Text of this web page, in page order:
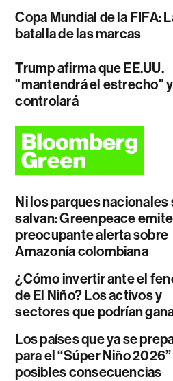
Copa Mundial de la FIFA:
batalla de las marcas
Trump afirma que EE.UU.
"mantendrá el estrecho"
controlará
Ni los parques nacionales
salvan: Greenpeace emite
preocupante alerta sobre
Amazonía colombiana
¿Cómo invertir ante el
de El Niño? Los activos y
sectores que podrían
Los países que ya se
para el “Súper Niño
posibles consecuencias